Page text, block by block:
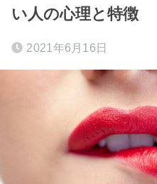
い人の心理と特徴
2021年6月16日